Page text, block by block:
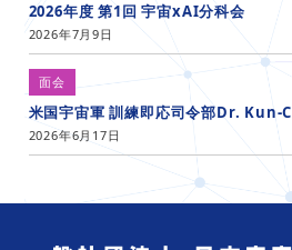
2026年度 第1回 宇宙xAI分科会
2026年7月9日
面会
米国宇宙軍 訓練即応司令部Dr. Kun-
2026年6月17日